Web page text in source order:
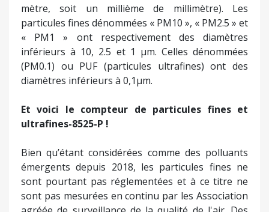
mètre, soit un millième de millimètre). Les
particules fines dénommées « PM10 », « PM2.5 » et
« PM1 » ont respectivement des diamètres
inférieurs à 10, 2.5 et 1 µm. Celles dénommées
(PM0.1) ou PUF (particules ultrafines) ont des
diamètres inférieurs à 0,1µm.
Et voici le compteur de particules fines et
ultrafines-8525-P !
Bien qu’étant considérées comme des polluants
émergents depuis 2018, les particules fines ne
sont pourtant pas réglementées et à ce titre ne
sont pas mesurées en continu par les Association